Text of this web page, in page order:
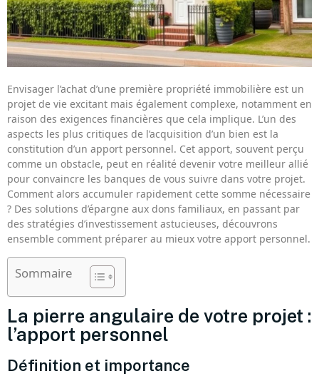
Envisager l’achat d’une première propriété immobilière est un
projet de vie excitant mais également complexe, notamment en
raison des exigences financières que cela implique. L’un des
aspects les plus critiques de l’acquisition d’un bien est la
constitution d’un apport personnel. Cet apport, souvent perçu
comme un obstacle, peut en réalité devenir votre meilleur allié
pour convaincre les banques de vous suivre dans votre projet.
Comment alors accumuler rapidement cette somme nécessaire
? Des solutions d’épargne aux dons familiaux, en passant par
des stratégies d’investissement astucieuses, découvrons
ensemble comment préparer au mieux votre apport personnel.
Sommaire
La pierre angulaire de votre projet :
l’apport personnel
Définition et importance